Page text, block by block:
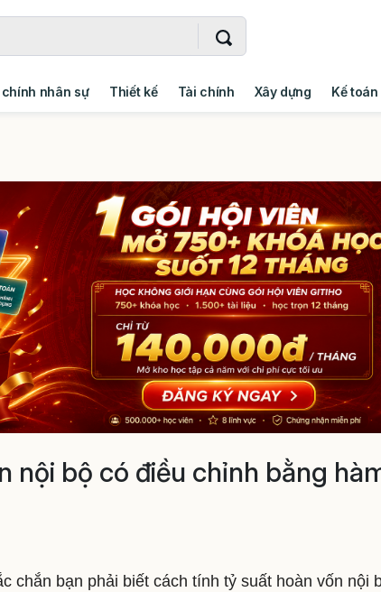
chính nhân sự Thiết kế Tài chính Xây dựng Kế toán
nội bộ có điều chỉnh bằng
chắn bạn phải biết cách tính tỷ suất hoàn vốn nội